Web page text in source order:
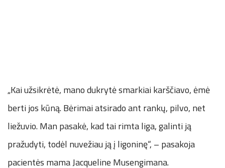
„Kai užsikrėtė, mano dukrytė smarkiai karščiavo, ėmė
berti jos kūną. Bėrimai atsirado ant rankų, pilvo, net
liežuvio. Man pasakė, kad tai rimta liga, galinti ją
pražudyti, todėl nuvežiau ją į ligoninę“, – pasakoja
pacientės mama Jacqueline Musengimana.